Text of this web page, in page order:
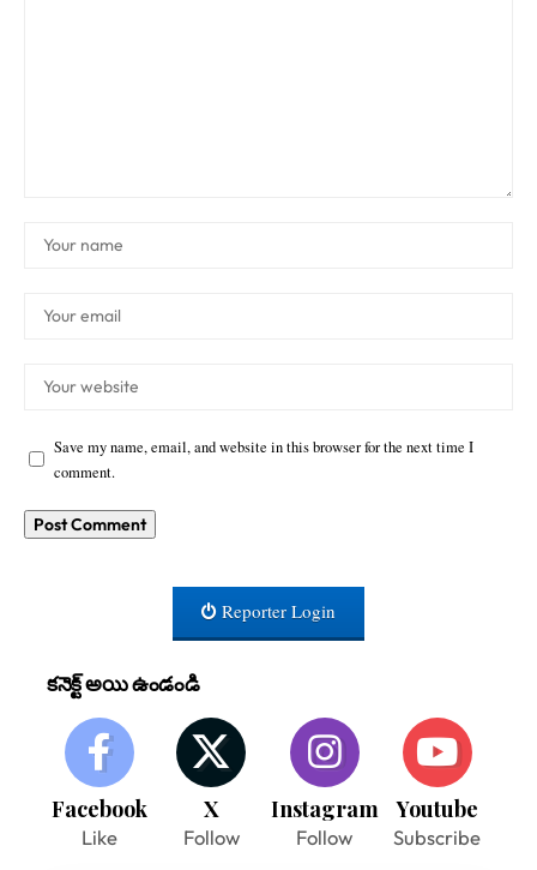
Save my name, email, and website in this browser for the next time I
comment.
Reporter Login
కనెక్ట్ అయి ఉండండి
Facebook
Like
X
Follow
Instagram
Follow
Youtube
Subscribe